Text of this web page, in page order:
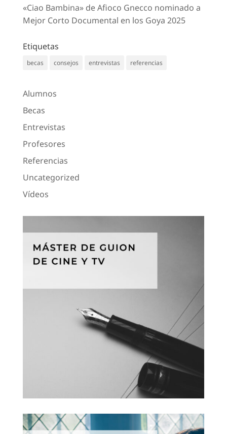
«Ciao Bambina» de Afioco Gnecco nominado a
Mejor Corto Documental en los Goya 2025
Etiquetas
becas consejos entrevistas referencias
Alumnos
Becas
Entrevistas
Profesores
Referencias
Uncategorized
Vídeos